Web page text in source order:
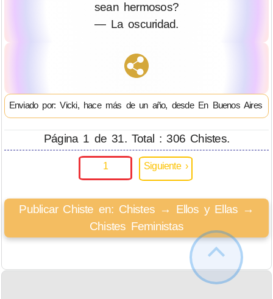
sean hermosos?
— La oscuridad.
Enviado por: Vicki, hace más de un año, desde En Buenos Aires
Página 1 de 31. Total : 306 Chistes.
1 Siguiente ›
Publicar Chiste en: Chistes → Ellos y Ellas →
Chistes Feministas